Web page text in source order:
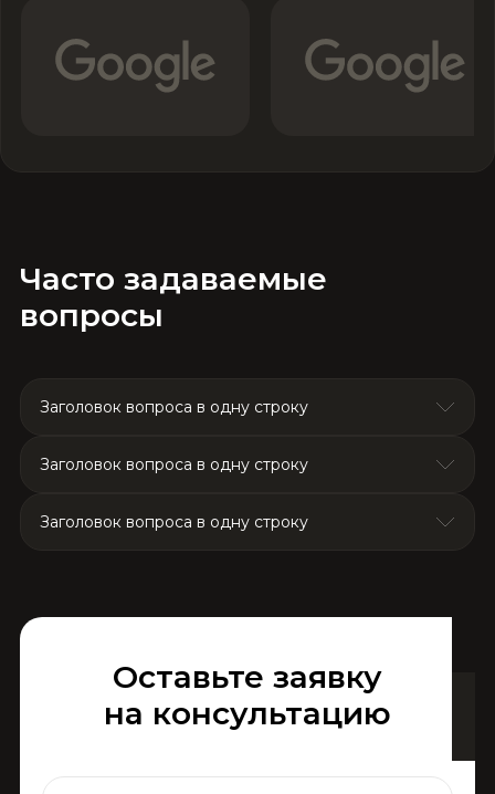
Часто задаваемые
вопросы
Заголовок вопроса в одну строку
incididunt
Заголовок вопроса в одну строку
Заголовок вопроса в одну строку
Оставьте заявку
на консультацию